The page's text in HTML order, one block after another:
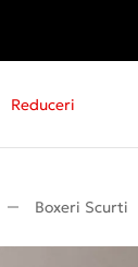
Reduceri
Boxeri Scurti